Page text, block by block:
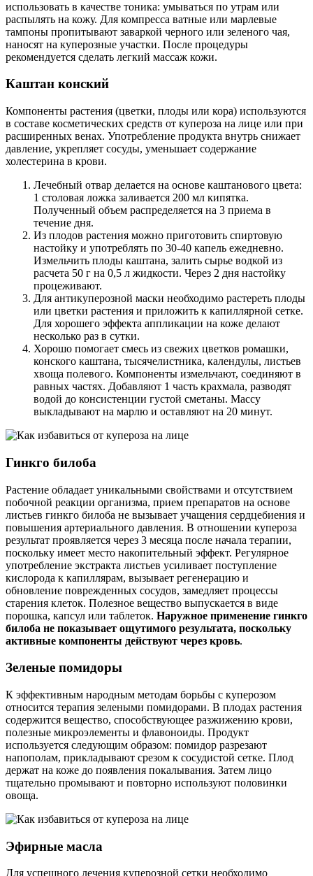
использовать в качестве тоника: умываться по утрам или
распылять на кожу. Для компресса ватные или марлевые
тампоны пропитывают заваркой черного или зеленого чая,
наносят на куперозные участки. После процедуры
рекомендуется сделать легкий массаж кожи.
Каштан конский
Компоненты растения (цветки, плоды или кора) используются
в составе косметических средств от купероза на лице или при
расширенных венах. Употребление продукта внутрь снижает
давление, укрепляет сосуды, уменьшает содержание
холестерина в крови.
Лечебный отвар делается на основе каштанового цвета:
1 столовая ложка заливается 200 мл кипятка.
Полученный объем распределяется на 3 приема в
течение дня.
Из плодов растения можно приготовить спиртовую
настойку и употреблять по 30-40 капель ежедневно.
Измельчить плоды каштана, залить сырье водкой из
расчета 50 г на 0,5 л жидкости. Через 2 дня настойку
процеживают.
Для антикуперозной маски необходимо растереть плоды
или цветки растения и приложить к капиллярной сетке.
Для хорошего эффекта аппликации на коже делают
несколько раз в сутки.
Хорошо помогает смесь из свежих цветков ромашки,
конского каштана, тысячелистника, календулы, листьев
хвоща полевого. Компоненты измельчают, соединяют в
равных частях. Добавляют 1 часть крахмала, разводят
водой до консистенции густой сметаны. Массу
выкладывают на марлю и оставляют на 20 минут.
Гинкго билоба
Растение обладает уникальными свойствами и отсутствием
побочной реакции организма, прием препаратов на основе
листьев гинкго билоба не вызывает учащения сердцебиения и
повышения артериального давления. В отношении купероза
результат проявляется через 3 месяца после начала терапии,
поскольку имеет место накопительный эффект. Регулярное
употребление экстракта листьев усиливает поступление
кислорода к капиллярам, вызывает регенерацию и
обновление поврежденных сосудов, замедляет процессы
старения клеток. Полезное вещество выпускается в виде
порошка, капсул или таблеток. Наружное применение гинкго
билоба не показывает ощутимого результата, поскольку
активные компоненты действуют через кровь.
Зеленые помидоры
К эффективным народным методам борьбы с куперозом
относится терапия зелеными помидорами. В плодах растения
содержится вещество, способствующее разжижению крови,
полезные микроэлементы и флавоноиды. Продукт
используется следующим образом: помидор разрезают
напополам, прикладывают срезом к сосудистой сетке. Плод
держат на коже до появления покалывания. Затем лицо
тщательно промывают и повторно используют половинки
овоща.
Эфирные масла
Для успешного лечения куперозной сетки необходимо